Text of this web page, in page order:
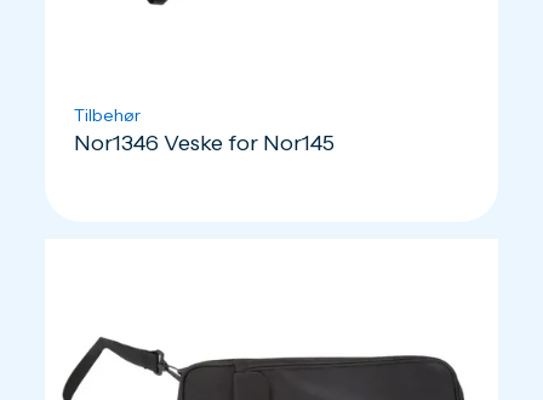
Tilbehør
Nor1346 Veske for Nor145